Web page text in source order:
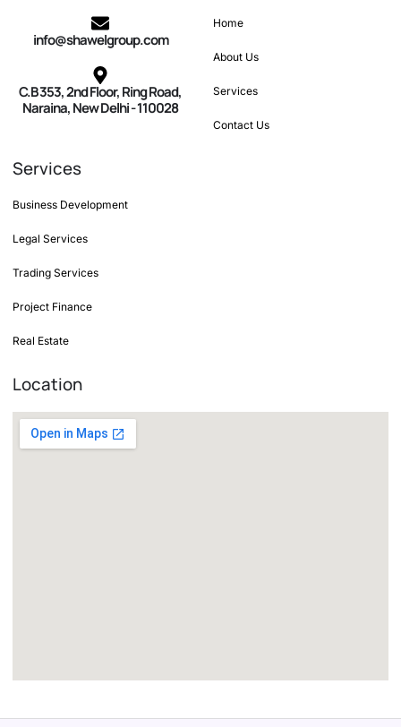
info@shawelgroup.com
C.B 353, 2nd Floor, Ring Road,
Naraina, New Delhi - 110028
Home
About Us
Services
Contact Us
Services
Business Development
Legal Services
Trading Services
Project Finance
Real Estate
Location